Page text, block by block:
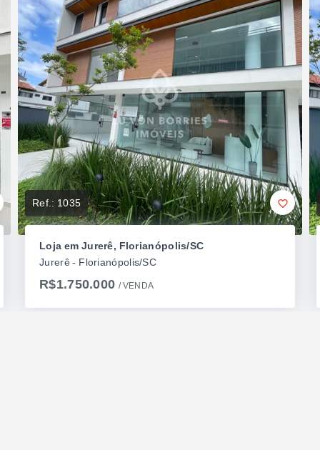
Ref.: 1035
Loja em Jurerê, Florianópolis/SC
Jurerê - Florianópolis/SC
R$1.750.000 / VENDA